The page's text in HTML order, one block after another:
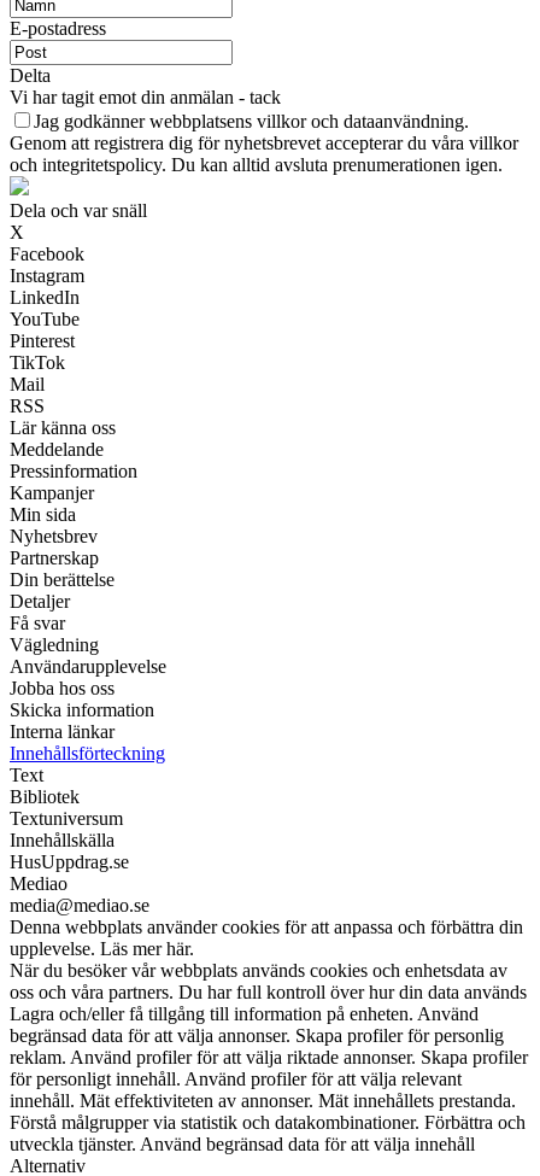
E-postadress
Delta
Vi har tagit emot din anmälan - tack
Jag godkänner webbplatsens villkor och dataanvändning.
Genom att registrera dig för nyhetsbrevet accepterar du våra villkor
och integritetspolicy. Du kan alltid avsluta prenumerationen igen.
Dela och var snäll
X
Facebook
Instagram
LinkedIn
YouTube
Pinterest
TikTok
Mail
RSS
Lär känna oss
Meddelande
Pressinformation
Kampanjer
Min sida
Nyhetsbrev
Partnerskap
Din berättelse
Detaljer
Få svar
Vägledning
Användarupplevelse
Jobba hos oss
Skicka information
Interna länkar
Innehållsförteckning
Text
Bibliotek
Textuniversum
Innehållskälla
HusUppdrag.se
Mediao
media@mediao.se
Denna webbplats använder cookies för att anpassa och förbättra din
upplevelse. Läs mer här.
När du besöker vår webbplats används cookies och enhetsdata av
oss och våra partners. Du har full kontroll över hur din data används
Lagra och/eller få tillgång till information på enheten. Använd
begränsad data för att välja annonser. Skapa profiler för personlig
reklam. Använd profiler för att välja riktade annonser. Skapa profiler
för personligt innehåll. Använd profiler för att välja relevant
innehåll. Mät effektiviteten av annonser. Mät innehållets prestanda.
Förstå målgrupper via statistik och datakombinationer. Förbättra och
utveckla tjänster. Använd begränsad data för att välja innehåll
Alternativ